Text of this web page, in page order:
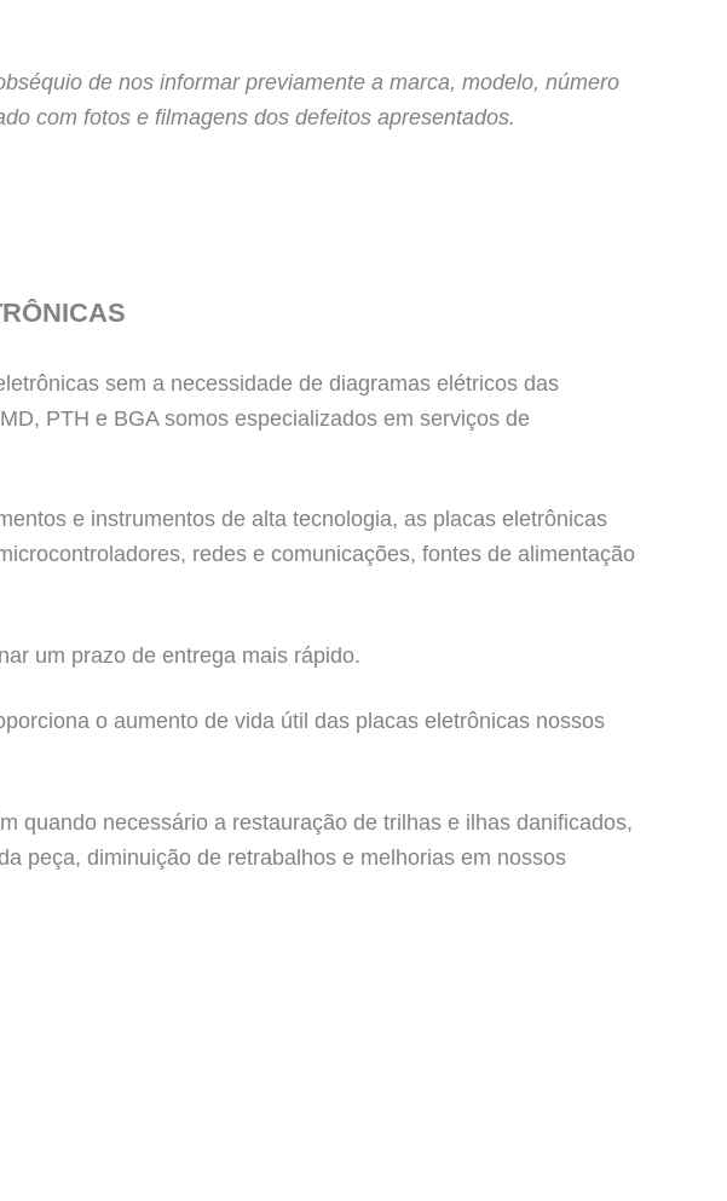
de nos informar previamente a marca, modelo, número
com fotos e filmagens dos defeitos apresentados.
sem a necessidade de diagramas elétricos das
PTH e BGA somos especializados em serviços de
e instrumentos de alta tecnologia, as placas eletrônicas
redes e comunicações, fontes de alimentação
um prazo de entrega mais rápido.
o aumento de vida útil das placas eletrônicas nossos
quando necessário a restauração de trilhas e ilhas danificados,
peça, diminuição de retrabalhos e melhorias em nossos